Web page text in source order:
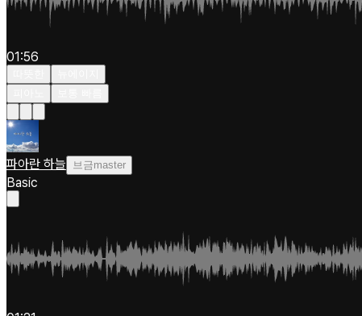
01:56
파아란 하늘 브금master
Basic